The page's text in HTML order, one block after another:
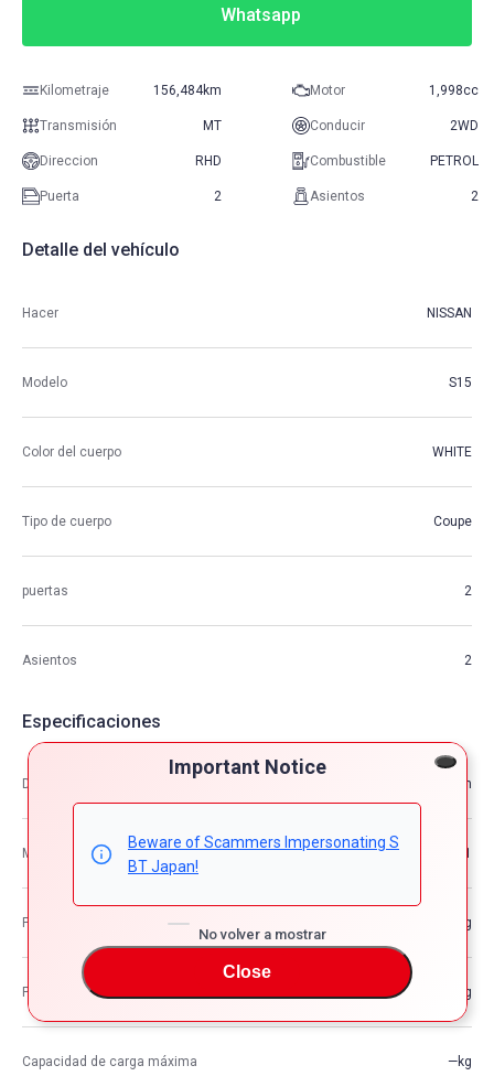
Important Notice
Beware of Scammers Impersonating S
BT Japan!
No volver a mostrar
Close
Whatsapp
Kilometraje 156,484km Motor 1,998cc
Transmisión MT Conducir 2WD
Direccion RHD Combustible PETROL
Puerta 2 Asientos 2
Detalle del vehículo
Hacer NISSAN
Modelo S15
Color del cuerpo WHITE
Tipo de cuerpo Coupe
puertas 2
Asientos 2
Especificaciones
Dimensión 4.44m×1.84m×1.25m
M3 10.21
Peso del vehículo 1,240kg
Peso bruto del vehículo —kg
Capacidad de carga máxima —kg